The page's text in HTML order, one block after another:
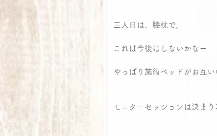
三人目は、膝枕で。
これは今後はしないかなー
やっぱり施術ベッドがお互い
モニターセッションは決ま